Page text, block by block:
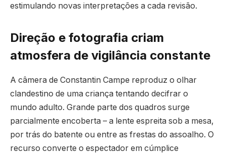
estimulando novas interpretações a cada revisão.
Direção e fotografia criam
atmosfera de vigilância constante
A câmera de Constantin Campe reproduz o olhar
clandestino de uma criança tentando decifrar o
mundo adulto. Grande parte dos quadros surge
parcialmente encoberta – a lente espreita sob a mesa,
por trás do batente ou entre as frestas do assoalho. O
recurso converte o espectador em cúmplice